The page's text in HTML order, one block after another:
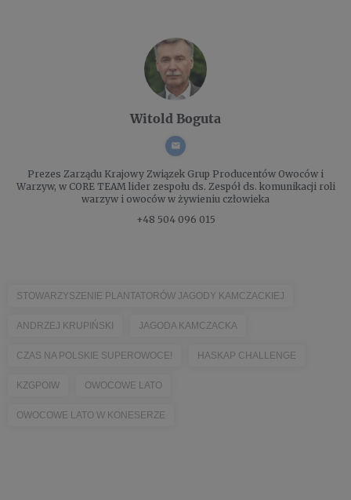
Witold Boguta
Prezes Zarządu Krajowy Związek Grup Producentów Owoców i
Warzyw, w CORE TEAM lider zespołu ds. Zespół ds. komunikacji roli
warzyw i owoców w żywieniu człowieka
+48 504 096 015
STOWARZYSZENIE PLANTATORÓW JAGODY KAMCZACKIEJ
ANDRZEJ KRUPIŃSKI JAGODA KAMCZACKA
CZAS NA POLSKIE SUPEROWOCE! HASKAP CHALLENGE
KZGPOIW OWOCOWE LATO
OWOCOWE LATO W KONESERZE